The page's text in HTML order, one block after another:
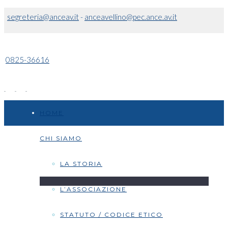
segreteria@anceav.it- anceavellino@pec.ance.av.it
0825-36616
CHI SIAMO
LA STORIA
L’ASSOCIAZIONE
STATUTO / CODICE ETICO